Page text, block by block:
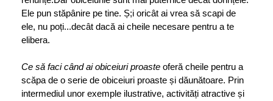
Ele pun stăpânire pe tine. Ș;i oricât ai vrea să scapi de
ele, nu poți...decât dacă ai cheile necesare pentru a te
elibera.
Ce să faci când ai obiceiuri proaste oferă cheile pentru a
scăpa de o serie de obiceiuri proaste și dăunătoare. Prin
intermediul unor exemple ilustrative, activități atractive și